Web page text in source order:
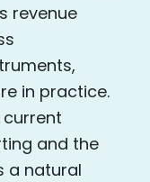
revenue
in practice.
and the
a natural